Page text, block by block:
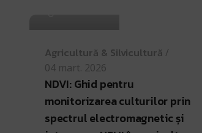
Agricultură & Silvicultură
04 mart. 2026
NDVI: Ghid pentru
monitorizarea culturilor prin
spectrul electromagnetic și